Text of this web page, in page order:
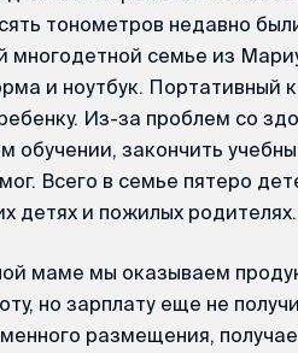
тонометров недавно
семье из
и ноутбук. Портативный
Из-за проблем со
обучении, закончить
Всего в семье пятеро
детях и пожилых родителях.
маме мы оказываем
но зарплату еще не
размещения,